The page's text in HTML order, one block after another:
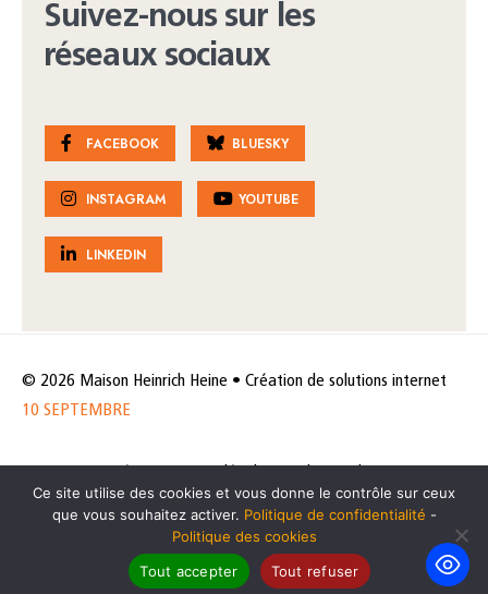
Suivez-nous sur les
réseaux sociaux
FACEBOOK BLUESKY
INSTAGRAM YOUTUBE
LINKEDIN
© 2026 Maison Heinrich Heine • Création de solutions internet
10 SEPTEMBRE
de données
Politique des cookies
Ce site utilise des cookies et vous donne le contrôle sur ceux
que vous souhaitez activer. Politique de confidentialité -
Politique des cookies
Tout accepter
Tout refuser